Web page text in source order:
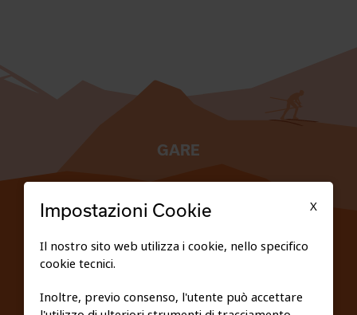
GARE
X
Impostazioni Cookie
Il nostro sito web utilizza i cookie, nello specifico
cookie tecnici.
Inoltre, previo consenso, l'utente può accettare